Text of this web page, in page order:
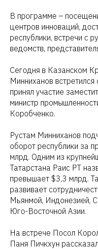
В программе –
центров инноваций,
республики, встречи с
ведомств,
Сегодня в Казанском
Минниханов
принял участие
министр
Коробченко.
Рустам Минниханов
оборот республики за
млрд. Одним из
Татарстана Раис РТ
превышает $3,3 млрд.
развивает
Мьянмой, Индонезией,
Юго-Восточной Азии.
На встрече Посол
Паня Пичкхун